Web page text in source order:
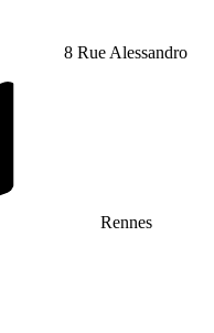
8 Rue Alessandro
Rennes